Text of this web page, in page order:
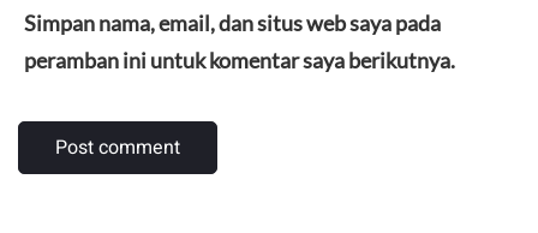
Simpan nama, email, dan situs web saya pada
peramban ini untuk komentar saya berikutnya.